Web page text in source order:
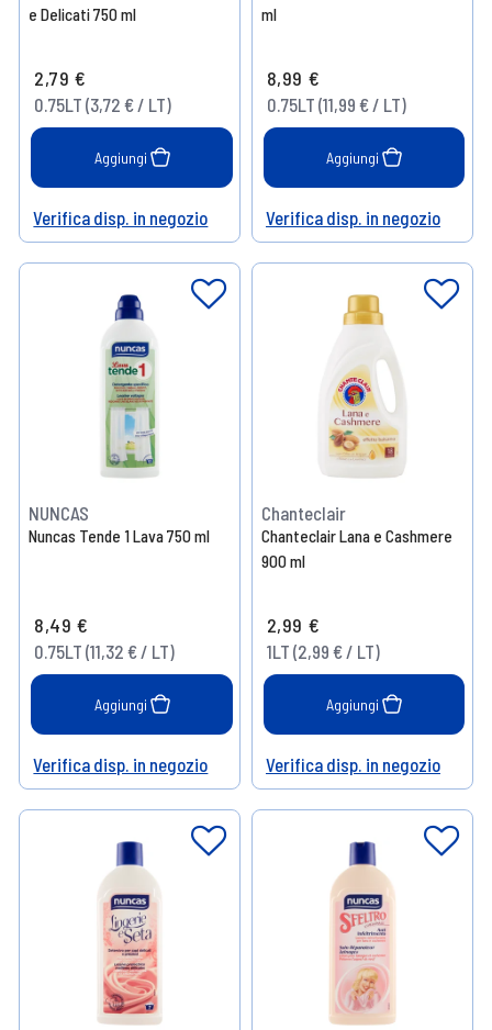
e Delicati 750 ml
2,79 €
0.75LT (3,72 € / LT)
Aggiungi
Help
Verifica disp. in negozio
ml
8,99 €
0.75LT (11,99 € / LT)
Aggiungi
Help
Verifica disp. in negozio
NUNCAS
Nuncas Tende 1 Lava 750 ml
8,49 €
0.75LT (11,32 € / LT)
Aggiungi
Help
Verifica disp. in negozio
Chanteclair
Chanteclair Lana e Cashmere
900 ml
2,99 €
1LT (2,99 € / LT)
Aggiungi
Help
Verifica disp. in negozio